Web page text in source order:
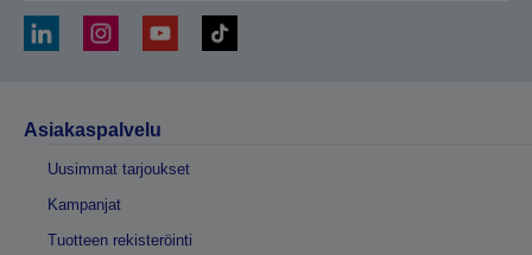
Asiakaspalvelu
Uusimmat tarjoukset
Kampanjat
Tuotteen rekisteröinti